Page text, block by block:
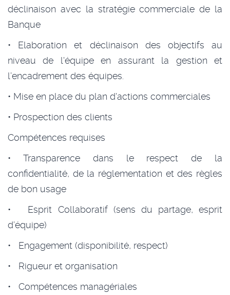
déclinaison avec la stratégie commerciale de la
Banque
• Elaboration et déclinaison des objectifs au
niveau de l'équipe en assurant la gestion et
l’encadrement des équipes.
• Mise en place du plan d'actions commerciales
• Prospection des clients
Compétences requises
• Transparence dans le respect de la
confidentialité, de la réglementation et des règles
de bon usage
• Esprit Collaboratif (sens du partage, esprit
d’équipe)
• Engagement (disponibilité, respect)
• Rigueur et organisation
• Compétences managériales